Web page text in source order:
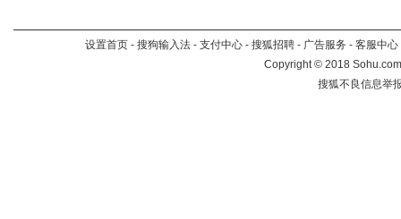
设置首页 - 搜狗输入法 - 支付中心 - 搜狐招聘 - 广告服务 - 客服中心
Copyright©2018
搜狐不良信息举